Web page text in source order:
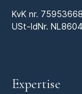
KvK nr. 75953668
USt-IdNr.
Expertise